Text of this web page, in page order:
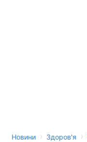
Новини › Здоров'я ›